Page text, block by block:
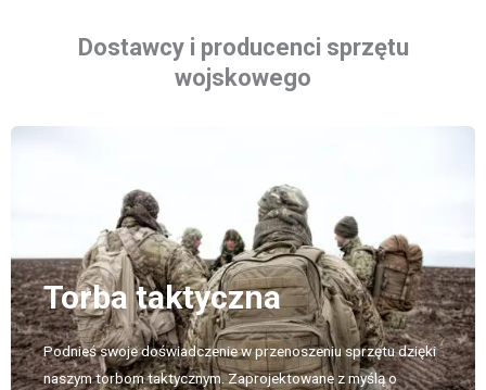
Dostawcy i producenci sprzętu
wojskowego
Torba taktyczna
Podnieś swoje doświadczenie w przenoszeniu sprzętu dzięki
naszym torbom taktycznym. Zaprojektowane z myślą o